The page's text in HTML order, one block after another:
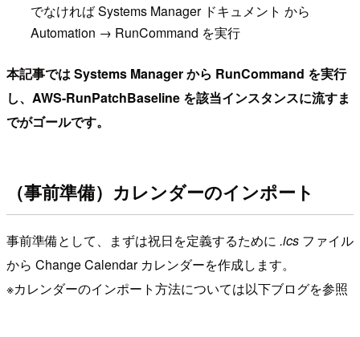
でなければ Systems Manager ドキュメント から
Automation → RunCommand を実行
本記事では Systems Manager から RunCommand を実行
し、AWS-RunPatchBaseline を該当インスタンスに流すま
でがゴールです。
（事前準備）カレンダーのインポート
事前準備として、まずは祝日を定義するために .ics ファイル
から Change Calendar カレンダーを作成します。
※カレンダーのインポート方法については以下ブログを参照